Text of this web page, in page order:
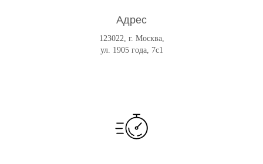
Адрес
123022, г. Москва,
ул. 1905 года, 7с1